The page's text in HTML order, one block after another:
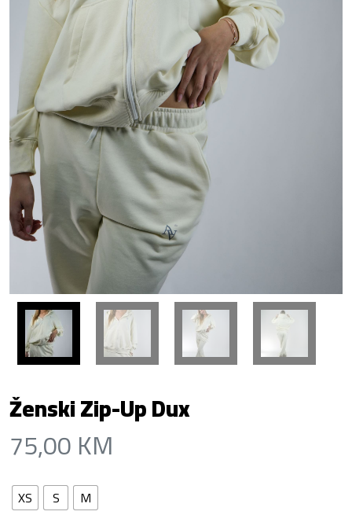
Ženski Zip-Up Dux
75,00KM
XS S
M